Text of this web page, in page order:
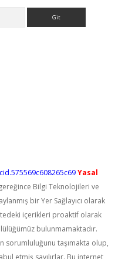
Yasal
Bilgi Teknolojileri ve
bir Yer Sağlayıcı olarak
içerikleri proaktif olarak
bulunmamaktadır.
sorumluluğunu taşımakta olup,
etmiş sayılırlar. Bu internet